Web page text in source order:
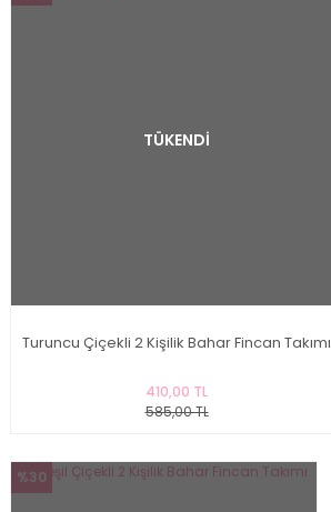
TÜKENDİ
Turuncu Çiçekli 2 Kişilik Bahar Fincan Takımı
410,00 TL
585,00 TL
%30